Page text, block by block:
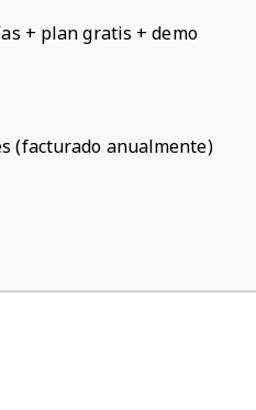
+ plan gratis + demo
(facturado anualmente)